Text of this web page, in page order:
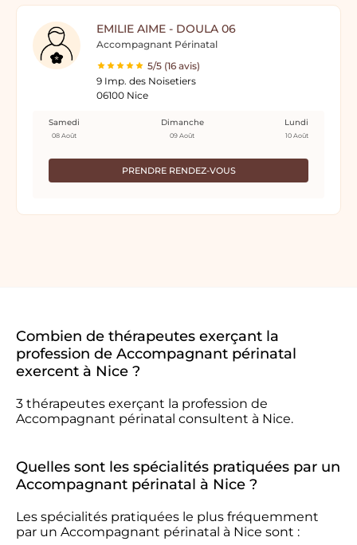
EMILIE AIME - DOULA 06
Accompagnant Périnatal
5/5 (16 avis)
9 Imp. des Noisetiers
06100 Nice
PRENDRE RENDEZ-VOUS
Samedi
08 Août
Dimanche
09 Août
Lundi
10 Août
Combien de thérapeutes exerçant la
profession de Accompagnant périnatal
exercent à Nice ?
3 thérapeutes exerçant la profession de
Accompagnant périnatal consultent à Nice.
Quelles sont les spécialités pratiquées par un
Accompagnant périnatal à Nice ?
Les spécialités pratiquées le plus fréquemment
par un Accompagnant périnatal à Nice sont :